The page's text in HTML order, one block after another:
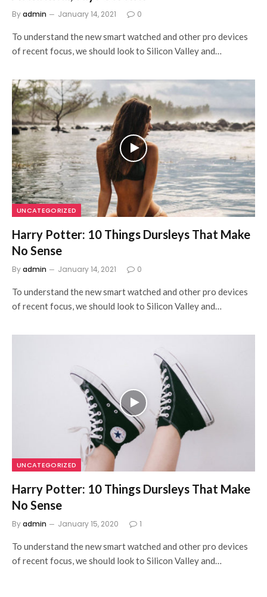
Byadmin January 14, 2021 0
To understand the new smart watched and other pro devices
of recent focus, we should look to Silicon Valley and…
UNCATEGORIZED
Harry Potter: 10 Things Dursleys That Make
No Sense
Byadmin January 14, 2021 0
To understand the new smart watched and other pro devices
of recent focus, we should look to Silicon Valley and…
UNCATEGORIZED
Harry Potter: 10 Things Dursleys That Make
No Sense
Byadmin January 15, 2020 1
To understand the new smart watched and other pro devices
of recent focus, we should look to Silicon Valley and…